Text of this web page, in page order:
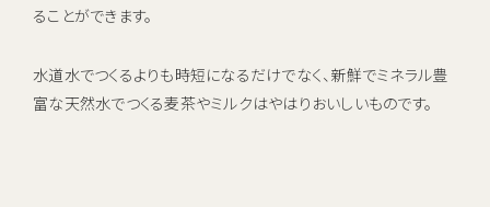
ることができます。
水道水でつくるよりも時短になるだけでなく、新鮮でミネラル豊
富な天然水でつくる麦茶やミルクはやはりおいしいものです。